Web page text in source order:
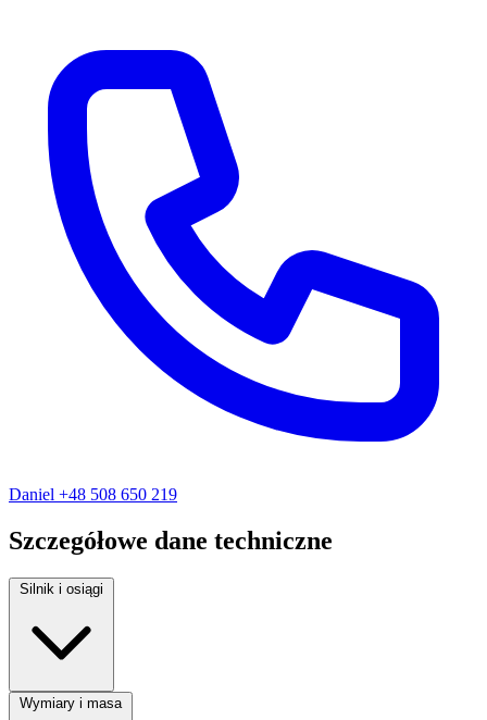
Daniel +48 508 650 219
Szczegółowe dane techniczne
Silnik i osiągi
Rodzaj paliwa:Benzyna
Wymiary i masa